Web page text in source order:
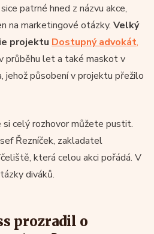
patrné hned z názvu akce,
na marketingové otázky. Velký
projektu Dostupný advokát,
průběhu let a také maskot v
jehož působení v projektu přežilo
si celý rozhovor můžete pustit.
Řezníček, zakladatel
která celou akci pořádá. V
diváků.
prozradil o